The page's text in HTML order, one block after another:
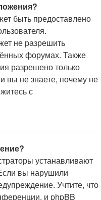
быть предоставлено
не разрешить
форумах. Также
разрешено только
вы не знаете, почему не
с
устанавливают
вы нарушили
Учтите, что
и phpBB